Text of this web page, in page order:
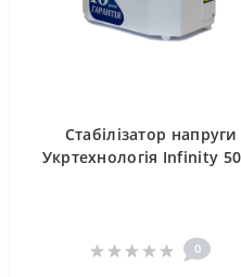
Стабілізатор напруги
Укртехнологія Infinity
0